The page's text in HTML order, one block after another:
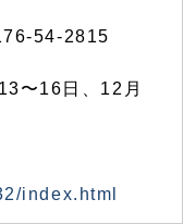
54-2815
〜16日、12月
index.html